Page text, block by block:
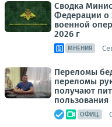
Сводка
Федерации о
военной
2026 г
МНЕНИЯ
Переломы
переломы
получают
пользования
ОФИЦ.